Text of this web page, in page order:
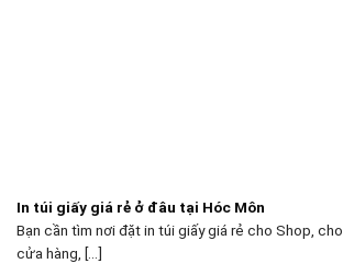
In túi giấy giá rẻ ở đâu tại Hóc Môn
Bạn cần tìm nơi đặt in túi giấy giá rẻ cho Shop, cho
cửa hàng, [...]